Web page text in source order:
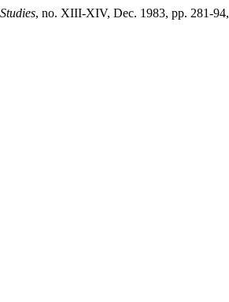
, no. XIII-XIV, Dec. 1983, pp. 281-94,